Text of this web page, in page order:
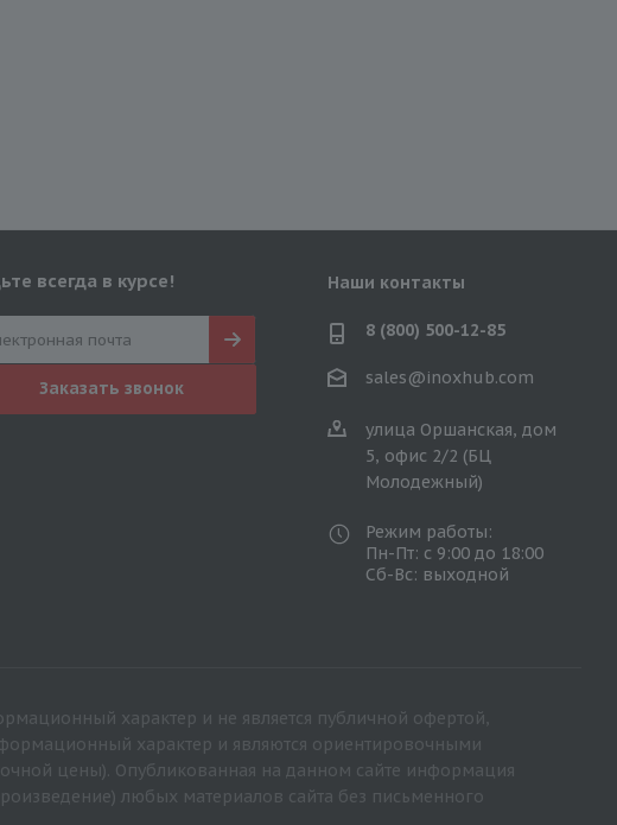
всегда в курсе!
Заказать звонок
Наши контакты
8 (800) 500-12-85
sales@inoxhub.com
улица Оршанская, дом
5, офис 2/2 (БЦ
Молодежный)
Режим работы:
Пн-Пт: с 9:00 до 18:00
Сб-Вс: выходной
характер и не является публичной офертой,
характер и являются ориентировочными
цены). Опубликованная на данном сайте информация
любых материалов сайта без письменного